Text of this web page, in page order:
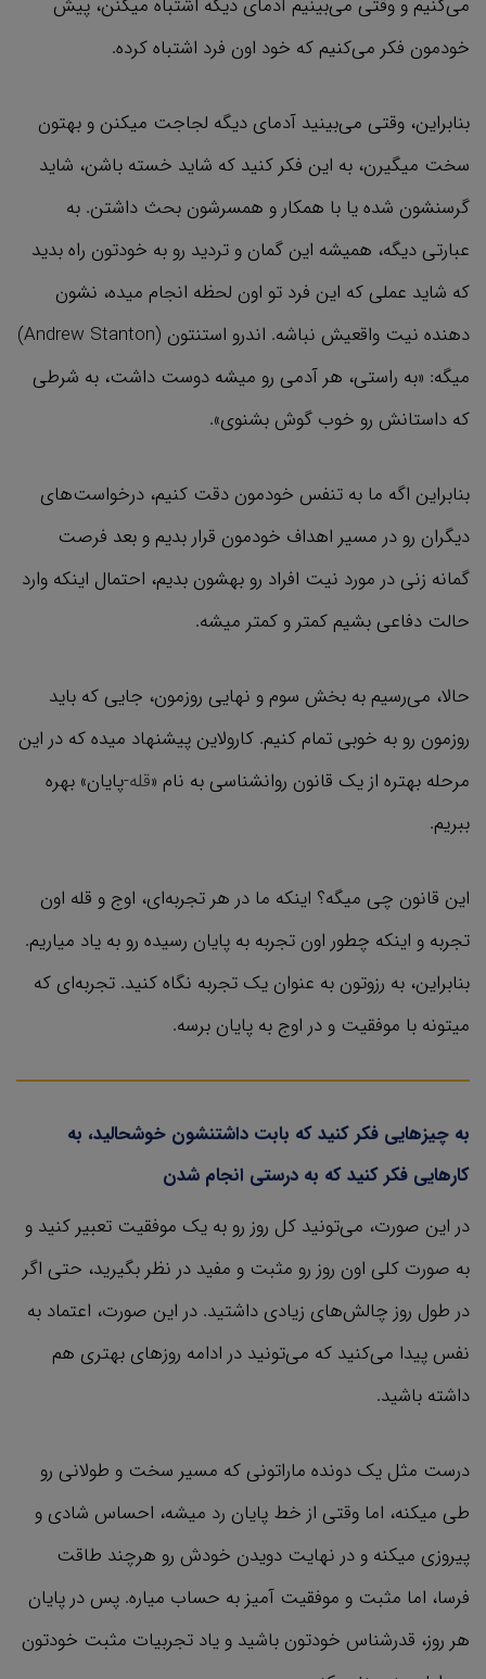
خودمون فکر می‌کنیم که خود اون فرد اشتباه کرده.
بنابراین، وقتی می‌بینید آدمای دیگه لجاجت میکنن و بهتون
سخت میگیرن، به این فکر کنید که شاید خسته باشن، شاید
گرسنشون شده یا با همکار و همسرشون بحث داشتن. به
عبارتی دیگه، همیشه این گمان و تردید رو به خودتون راه بدید
که شاید عملی که این فرد تو اون لحظه انجام میده، نشون
دهنده نیت واقعیش نباشه. اندرو استنتون (Andrew Stanton)
میگه: «به راستی، هر آدمی رو میشه دوست داشت، به شرطی
که داستانش رو خوب گوش بشنوی».
بنابراین اگه ما به تنفس خودمون دقت کنیم، درخواست‌های
دیگران رو در مسیر اهداف خودمون قرار بدیم و بعد فرصت
گمانه زنی در مورد نیت افراد رو بهشون بدیم، احتمال اینکه وارد
حالت دفاعی بشیم کمتر و کمتر میشه.
حالا، می‌رسیم به بخش سوم و نهایی روزمون، جایی که باید
روزمون رو به خوبی تمام کنیم. کارولاین پیشنهاد میده که در این
مرحله بهتره از یک قانون روانشناسی به نام «قله-پایان» بهره
ببریم.
این قانون چی میگه؟ اینکه ما در هر تجربه‌ای، اوج و قله اون
تجربه و اینکه چطور اون تجربه به پایان رسیده رو به یاد میاریم.
بنابراین، به رزوتون به عنوان یک تجربه نگاه کنید. تجربه‌ای که
میتونه با موفقیت و در اوج به پایان برسه.
به چیزهایی فکر کنید که بابت داشتنشون خوشحالید، به
کارهایی فکر کنید که به درستی انجام شدن
در این صورت، می‌تونید کل روز رو به یک موفقیت تعبیر کنید و
به صورت کلی اون روز رو مثبت و مفید در نظر بگیرید، حتی اگر
در طول روز چالش‌های زیادی داشتید. در این صورت، اعتماد به
نفس پیدا می‌کنید که می‌تونید در ادامه روزهای بهتری هم
داشته باشید.
درست مثل یک دونده ماراتونی که مسیر سخت و طولانی رو
طی میکنه، اما وقتی از خط پایان رد میشه، احساس شادی و
پیروزی میکنه و در نهایت دویدن خودش رو هرچند طاقت
فرسا، اما مثبت و موفقیت آمیز به حساب میاره. پس در پایان
هر روز، قدرشناس خودتون باشید و یاد تجربیات مثبت خودتون